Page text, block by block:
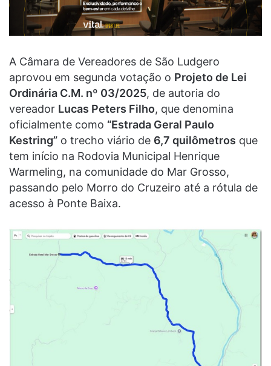
A Câmara de Vereadores de São Ludgero
aprovou em segunda votação o Projeto de Lei
Ordinária C.M. nº 03/2025, de autoria do
vereador Lucas Peters Filho, que denomina
oficialmente como “Estrada Geral Paulo
Kestring” o trecho viário de 6,7 quilômetros que
tem início na Rodovia Municipal Henrique
Warmeling, na comunidade do Mar Grosso,
passando pelo Morro do Cruzeiro até a rótula de
acesso à Ponte Baixa.